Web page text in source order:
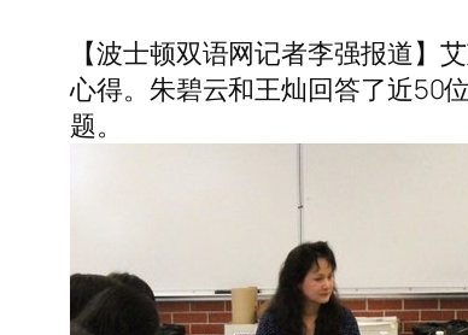
【波士顿双语网记者李强报道】
心得。朱碧云和王灿回答了近50
题。